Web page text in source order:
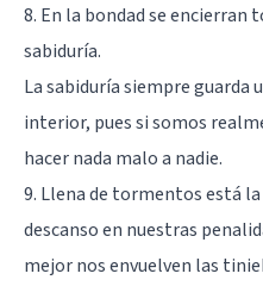
8. En la bondad se encierran
sabiduría.
La sabiduría siempre guarda
interior, pues si somos
hacer nada malo a nadie.
9. Llena de tormentos está
descanso en nuestras
mejor nos envuelven las